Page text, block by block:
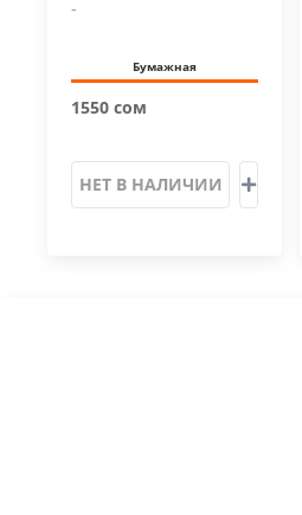
-
Бумажная
1550 сом
НЕТ В НАЛИЧИИ